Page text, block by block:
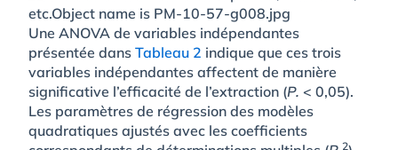
Une ANOVA de variables indépendantes
présentée dansTableau 2 indique que ces trois
variables indépendantes affectent de manière
significative l’efficacité de l’extraction (P. < 0,05).
Les paramètres de régression des modèles
quadratiques ajustés avec les coefficients
2